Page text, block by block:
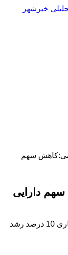
سهم
دارایی‌
اعتبارات متفرقه بودجه 1405 نسبت به سال جاری 10 درصد رشد